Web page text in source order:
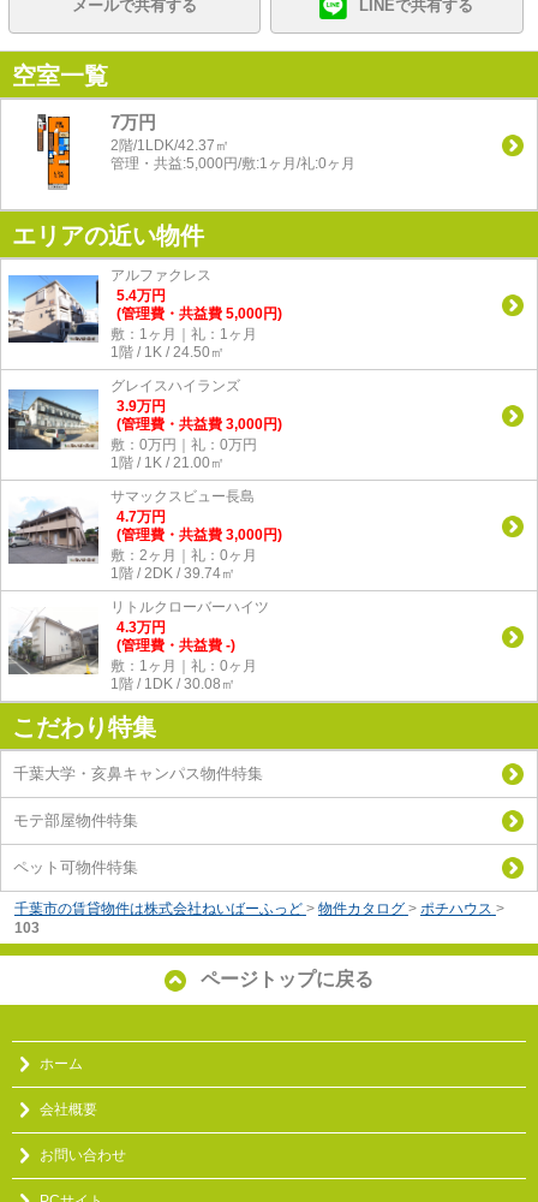
メールで共有する LINEで共有する
空室一覧
7万円
2階/1LDK/42.37㎡
管理・共益:5,000円/敷:1ヶ月/礼:0ヶ月
エリアの近い物件
アルファクレス
5.4万円
(管理費・共益費 5,000円)
敷：1ヶ月｜礼：1ヶ月
1階 / 1K / 24.50㎡
グレイスハイランズ
3.9万円
(管理費・共益費 3,000円)
敷：0万円｜礼：0万円
1階 / 1K / 21.00㎡
サマックスビュー長島
4.7万円
(管理費・共益費 3,000円)
敷：2ヶ月｜礼：0ヶ月
1階 / 2DK / 39.74㎡
リトルクローバーハイツ
4.3万円
(管理費・共益費 -)
敷：1ヶ月｜礼：0ヶ月
1階 / 1DK / 30.08㎡
こだわり特集
千葉大学・亥鼻キャンパス物件特集
モテ部屋物件特集
ペット可物件特集
千葉市の賃貸物件は株式会社ねいばーふっど > 物件カタログ > ポチハウス >
103
ページトップに戻る
ホーム
会社概要
お問い合わせ